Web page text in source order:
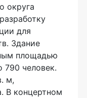
округа
для
Здание
площадью
человек.
м,
В концертном